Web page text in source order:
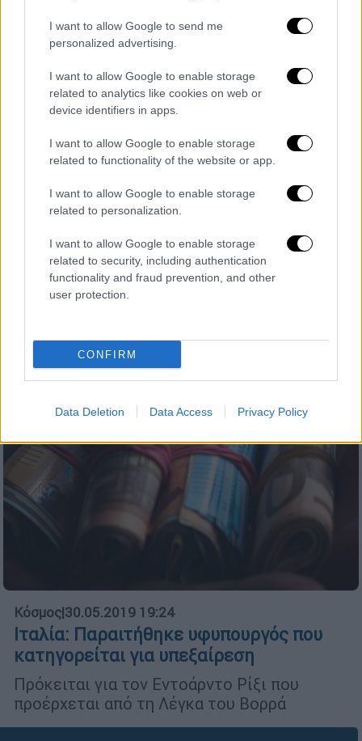
I want to allow Google to send me
personalized advertising.
I want to allow Google to enable storage
related to analytics like cookies on web or
device identifiers in apps.
I want to allow Google to enable storage
related to functionality of the website or app.
I want to allow Google to enable storage
related to personalization.
I want to allow Google to enable storage
related to security, including authentication
functionality and fraud prevention, and other
user protection.
CONFIRM
Data Deletion Data Access Privacy Policy
Κόσμος|23.06.2019 22:17
Ματέο Σαλβίνι: Έτοιμος για πόλεμο με
την Ευρωζώνη
Ο ηγέτης της Λέγκας λέγεται ότι θέλει να
ανατρέψει τη συγκυβέρνηση και να οδηγήσει
τη χώρα ξανά σε πρόωρες εκλογές µε στόχο
να περάσει έως το τέλος της χρονιάς τον
προϋπολογισµό για το 2020
Κόσμος|30.05.2019 19:24
Ιταλία: Παραιτήθηκε υφυπουργός που
κατηγορείται για υπεξαίρεση
Πρόκειται για τον Εντοάρντο Ρίξι που
προέρχεται από τη Λέγκα του Βορρά